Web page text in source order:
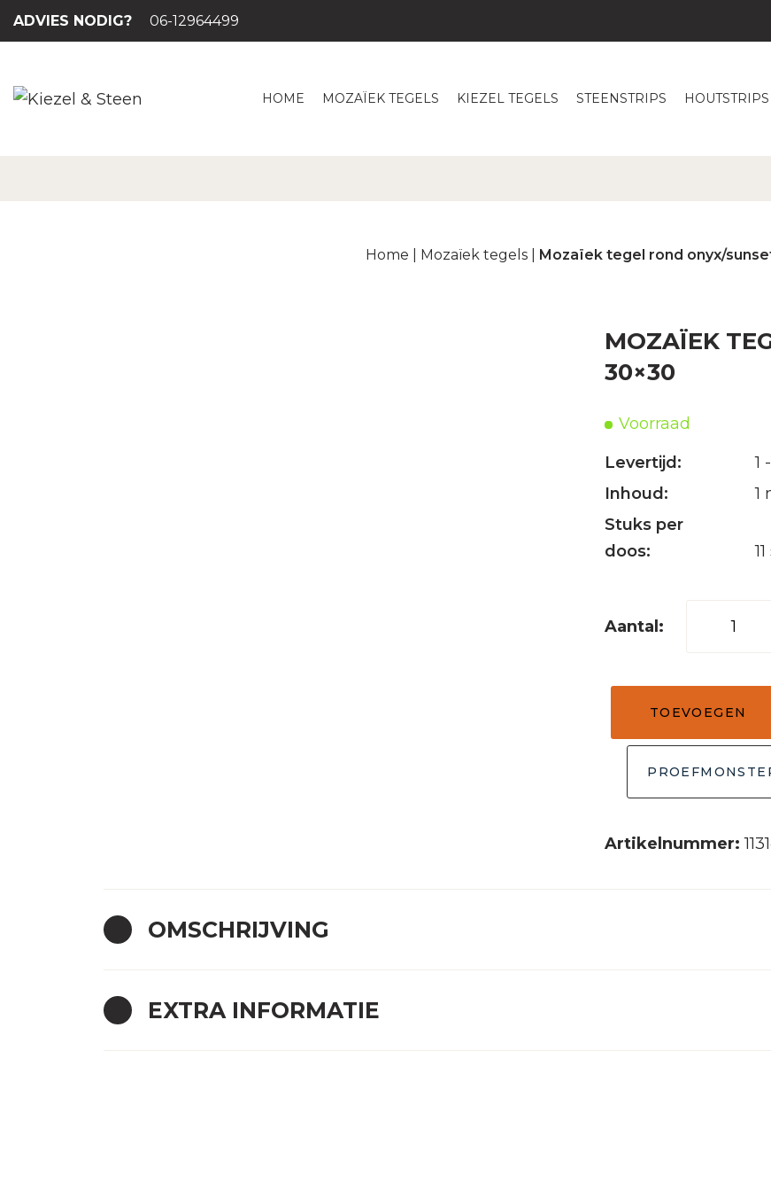
ADVIES NODIG? 06-12964499
HOME MOZAÏEK TEGELS KIEZEL TEGELS STEENSTRIPS HOUTSTRIPS
Home Mozaïek tegels Mozaïek tegel rond onyx/
MOZAÏEK
30×30
Voorraad
Levertijd:
1
Inhoud:
1
Stuks per
doos:
onyx/
30x30
aantal
TOEVOEGEN
Artikelnummer:
OMSCHRIJVING
EXTRA INFORMATIE